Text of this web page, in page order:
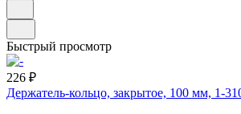
Быстрый просмотр
226 ₽
Держатель-кольцо, закрытое, 100 мм, 1-